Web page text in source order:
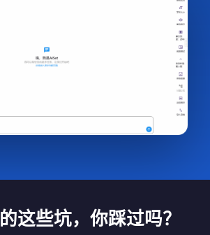
这些坑，你踩过吗？